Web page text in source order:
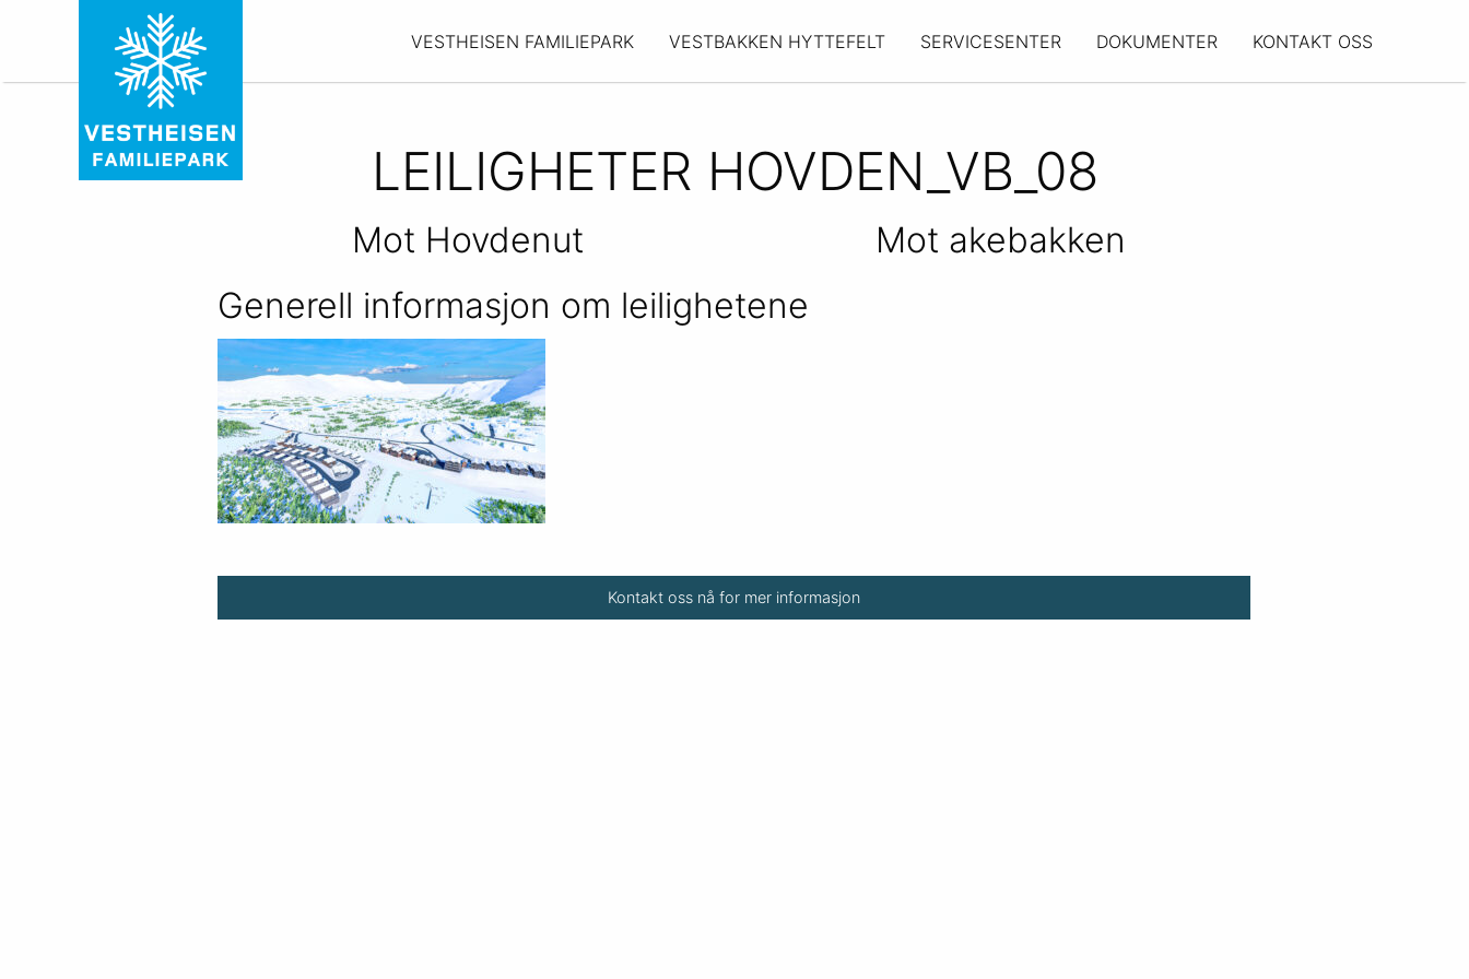
VESTHEISEN FAMILIEPARK VESTBAKKEN HYTTEFELT SERVICESENTER DOKUMENTER KONTAKT OSS
LEILIGHETER HOVDEN_VB_08
Mot Hovdenut
Mot akebakken
Generell informasjon om leilighetene
Kontakt oss nå for mer informasjon